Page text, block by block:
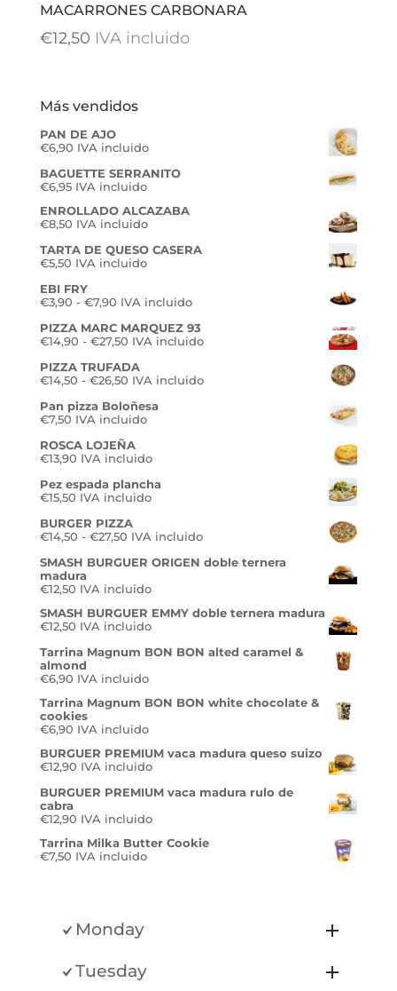
MACARRONES CARBONARA
€12,50 IVA incluido
Más vendidos
PAN DE AJO
€6,90 IVA incluido
BAGUETTE SERRANITO
€6,95 IVA incluido
ENROLLADO ALCAZABA
€8,50 IVA incluido
TARTA DE QUESO CASERA
€5,50 IVA incluido
EBI FRY
€3,90 - €7,90Rango
precios:
desde
hasta
€7,90
IVA incluido
PIZZA MARC MARQUEZ 93
€14,90 - €27,50Rango
precios:
desde
hasta
€27,50
IVA incluido
PIZZA TRUFADA
€14,50 - €26,50Rango
precios:
desde
hasta
€26,50
IVA incluido
Pan pizza Boloñesa
€7,50 IVA incluido
ROSCA LOJEÑA
€13,90 IVA incluido
Pez espada plancha
€15,50 IVA incluido
BURGER PIZZA
€14,50 - €27,50Rango
precios:
€14,50
€27,50
IVA incluido
SMASH BURGUER ORIGEN doble ternera
madura
€12,50 IVA incluido
SMASH BURGUER EMMY doble ternera madura
€12,50 IVA incluido
Tarrina Magnum BON BON alted caramel &
almond
€6,90 IVA incluido
Tarrina Magnum BON BON white chocolate &
cookies
€6,90 IVA incluido
BURGUER PREMIUM vaca madura queso suizo
€12,90 IVA incluido
BURGUER PREMIUM vaca madura rulo de
cabra
€12,90 IVA incluido
Tarrina Milka Butter Cookie
€7,50 IVA incluido
Monday
Tuesday